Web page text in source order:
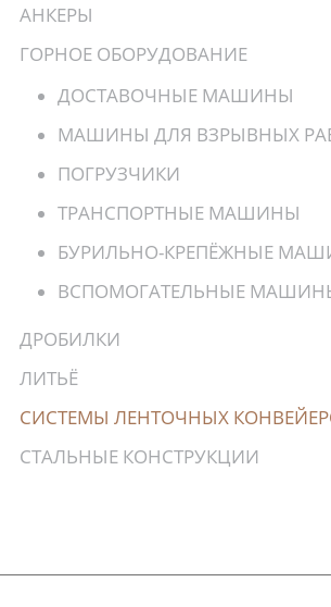
АНКЕРЫ
ГОРНОЕ ОБОРУДОВАНИЕ
ДОСТАВОЧНЫЕ МАШИНЫ
МАШИНЫ ДЛЯ ВЗРЫВНЫХ
ПОГРУЗЧИКИ
ТРАНСПОРТНЫЕ МАШИНЫ
БУРИЛЬНО-КРЕПЁЖНЫЕ
ВСПОМОГАТЕЛЬНЫЕ
ДРОБИЛКИ
ЛИТЬЁ
СИСТЕМЫ ЛЕНТОЧНЫХ
СТАЛЬНЫЕ КОНСТРУКЦИИ